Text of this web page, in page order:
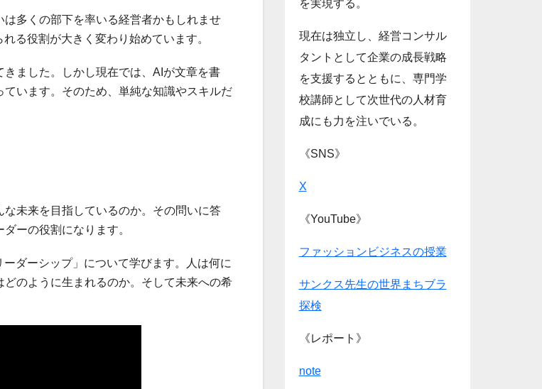
多くの部下を率いる経営者かもしれませ
る役割が大きく変わり始めています。
ました。しかし現在では、AIが文章を書
います。そのため、単純な知識やスキルだ
未来を目指しているのか。その問いに答
ーの役割になります。
ダーシップ」について学びます。人は何に
のように生まれるのか。そして未来への希
を実現する。
現在は独立し、経営コンサル
タントとして企業の成長戦略
を支援するとともに、専門学
校講師として次世代の人材育
成にも力を注いでいる。
《SNS》
X
《YouTube》
ファッションビジネスの授業
サンクス先生の世界まちブラ
探検
《レポート》
note